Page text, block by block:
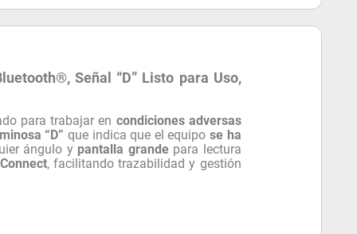
Señal “D” Listo para Uso,
para trabajar en condiciones adversas
“D” que indica que el equipose ha
ángulo y pantalla grandepara lectura
, facilitando trazabilidad y gestión